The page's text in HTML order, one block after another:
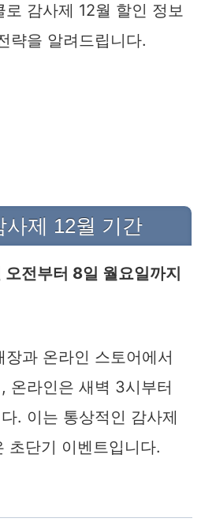
로 감사제 12월 할인 정보
략을 알려드립니다.
사제 12월 기간
전부터 8일 월요일까지
과 온라인 스토어에서
온라인은 새벽 3시부터
. 이는 통상적인 감사제
초단기 이벤트입니다.